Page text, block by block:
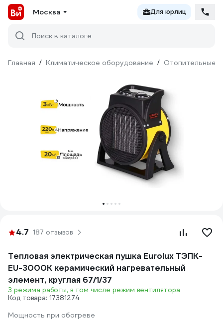
Москва Для юрлиц
Поиск в каталоге
Главная / Климатическое оборудование / Отопительные
4.7 187 отзывов
Тепловая электрическая пушка Eurolux ТЭПК-
EU-3000K керамический нагревательный
элемент, круглая 67/1/37
З режима работы, в том числе режим вентилятора
Код товара: 17381274
Мощность при обогреве